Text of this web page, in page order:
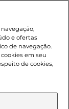
para
podendo
a venda
conforme
Criança e do
para o
on-line é de
e ofertas
de navegação.
em seu
de cookies,